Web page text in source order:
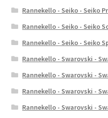
Rannekello - Seiko - Seiko
Rannekello - Seiko - Seiko
Rannekello - Seiko - Seiko
Rannekello - Swarovski -
Rannekello - Swarovski -
Rannekello - Swarovski -
Rannekello - Swarovski -